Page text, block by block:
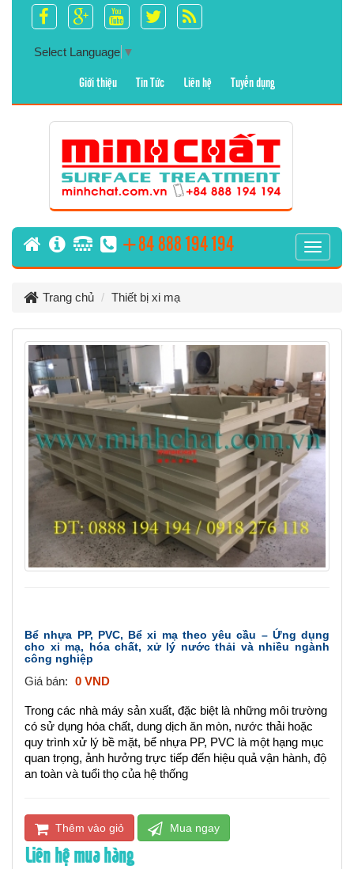
Select Language ▼
Giới thiệu Tin Tức Liên hệ Tuyển dụng
T
o
a
v
i
g
a
n
+84 888 194 194
Trang chủ Thiết bị xi mạ
Bể nhựa PP, PVC, Bể xi mạ theo yêu cầu – Ứng dụng
cho xi mạ, hóa chất, xử lý nước thải và nhiều ngành
công nghiệp
Giá bán: 0 VND
Trong các nhà máy sản xuất, đặc biệt là những môi trường
có sử dụng hóa chất, dung dịch ăn mòn, nước thải hoặc
quy trình xử lý bề mặt, bể nhựa PP, PVC là một hạng mục
quan trọng, ảnh hưởng trực tiếp đến hiệu quả vận hành, độ
an toàn và tuổi thọ của hệ thống
Thêm vào giỏ Mua ngay
Liên hệ mua hàng